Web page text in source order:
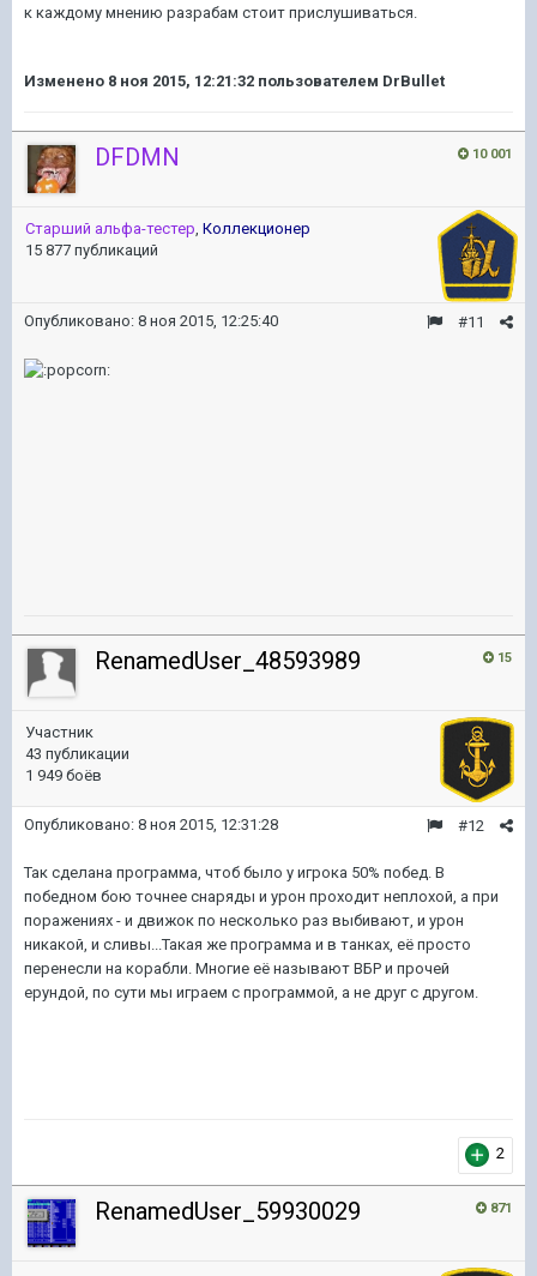
к каждому мнению разрабам стоит прислушиваться.
Изменено 8 ноя 2015, 12:21:32 пользователем DrBullet
10 001
DFDMN
Старший альфа-тестер, Коллекционер
15 877 публикаций
#11
Опубликовано: 8 ноя 2015, 12:25:40
15
RenamedUser_48593989
Участник
43 публикации
1 949 боёв
#12
Опубликовано: 8 ноя 2015, 12:31:28
Так сделана программа, чтоб было у игрока 50% побед. В
победном бою точнее снаряды и урон проходит неплохой, а при
поражениях - и движок по несколько раз выбивают, и урон
никакой, и сливы...Такая же программа и в танках, её просто
перенесли на корабли. Многие её называют ВБР и прочей
ерундой, по сути мы играем с программой, а не друг с другом.
2
871
RenamedUser_59930029